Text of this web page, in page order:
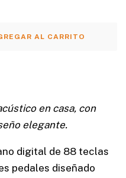
en casa, con
elegante.
digital de 88 teclas
pedales diseñado